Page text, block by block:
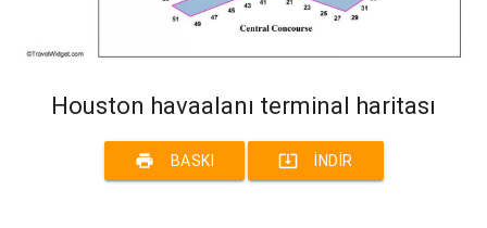
Houston havaalanı terminal haritası
print BASKI system_update_alt İNDIR